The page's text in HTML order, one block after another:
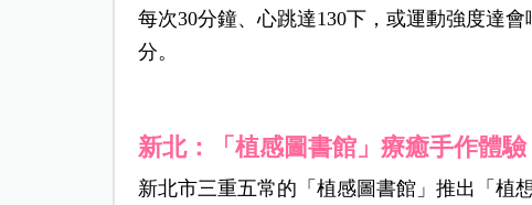
每次30分鐘、心跳達130下，或運動強度達
分。
新北：「植感圖書館」療癒手作體驗
新北市三重五常的「植感圖書館」推出「植